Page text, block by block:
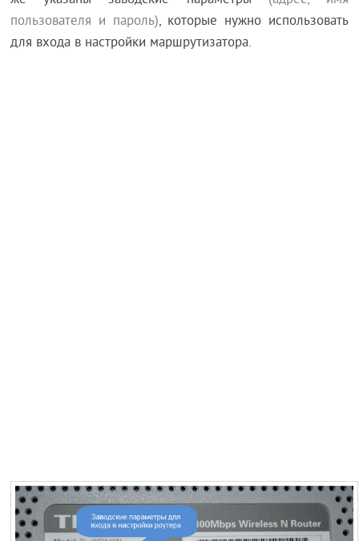
пользователя и пароль), которые нужно использовать
для входа в настройки маршрутизатора.